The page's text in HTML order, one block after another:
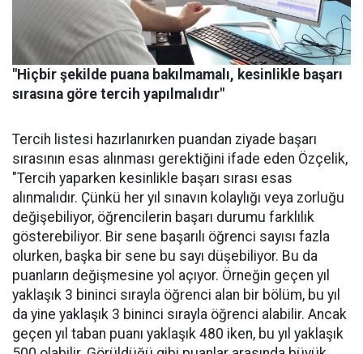
"Hiçbir şekilde puana bakılmamalı, kesinlikle başarı
sırasına göre tercih yapılmalıdır"
Tercih listesi hazırlanırken puandan ziyade başarı
sırasının esas alınması gerektiğini ifade eden Özçelik,
"Tercih yaparken kesinlikle başarı sırası esas
alınmalıdır. Çünkü her yıl sınavın kolaylığı veya zorluğu
değişebiliyor, öğrencilerin başarı durumu farklılık
gösterebiliyor. Bir sene başarılı öğrenci sayısı fazla
olurken, başka bir sene bu sayı düşebiliyor. Bu da
puanların değişmesine yol açıyor. Örneğin geçen yıl
yaklaşık 3 bininci sırayla öğrenci alan bir bölüm, bu yıl
da yine yaklaşık 3 bininci sırayla öğrenci alabilir. Ancak
geçen yıl taban puanı yaklaşık 480 iken, bu yıl yaklaşık